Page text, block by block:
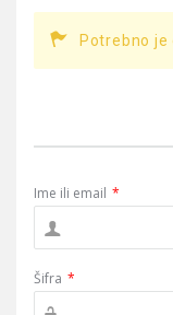
Potrebno je
Ime ili email *
Šifra *